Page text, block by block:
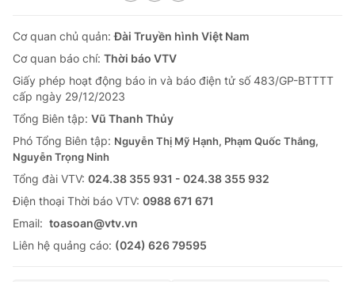
Cơ quan chủ quản:Đài Truyền hình Việt Nam
Cơ quan báo chí: Thời báo VTV
Giấy phép hoạt động báo in và báo điện tử số 483/GP-BTTTT
cấp ngày 29/12/2023
Tổng Biên tập: Vũ Thanh Thủy
Phó Tổng Biên tập: Nguyễn Thị Mỹ Hạnh, Phạm Quốc Thắng,
Nguyễn Trọng Ninh
Tổng đài VTV: 024.38 355 931 - 024.38 355 932
Ðiện thoại Thời báo VTV: 0988 671 671
Email: toasoan@vtv.vn
Liên hệ quảng cáo: (024) 626 79595